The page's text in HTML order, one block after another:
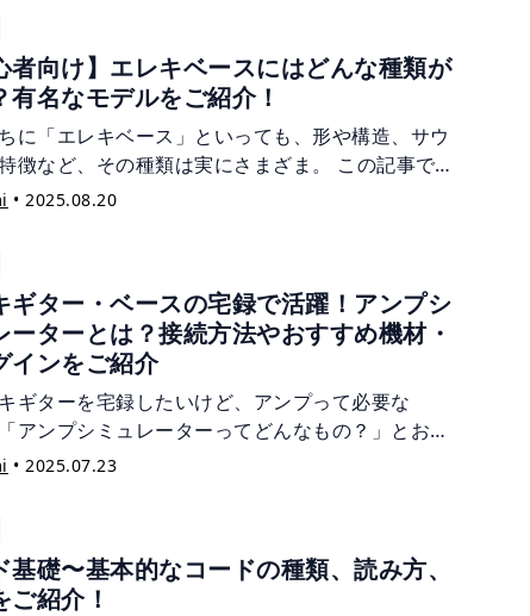
しょうか？ その歴史を辿ると、ジャズ〜ロックの
接に関わっていることが分かりました。
者向け】エレキベースにはどんな種類が
有名なモデルをご紹介！
に「エレキベース」といっても、形や構造、サウ
徴など、その種類は実にさまざま。 この記事で
キベースの代表的な種類や、有名モデルの特徴、
！ これからベースを始めたい方も、違いを知って
っと深く楽しみたい方も、ぜひ参考にしてみてく
•2025.08.20
ギター・ベースの宅録で活躍！アンプシ
ーターとは？接続方法やおすすめ機材・
インをご紹介
キギターを宅録したいけど、アンプって必要な
アンプシミュレーターってどんなもの？」とお考
。 エレキギターやベースのレコーディングでは、
が一般的でした。 しかし、自宅でレコーディング
、アンプを通して音を出せる環境は限られていま
そこで活躍するのがアンプシミュレーターです。
ではアンプシミュレーターについて、基礎的な知
•2025.07.23
基礎〜基本的なコードの種類、読み方、
ご紹介！